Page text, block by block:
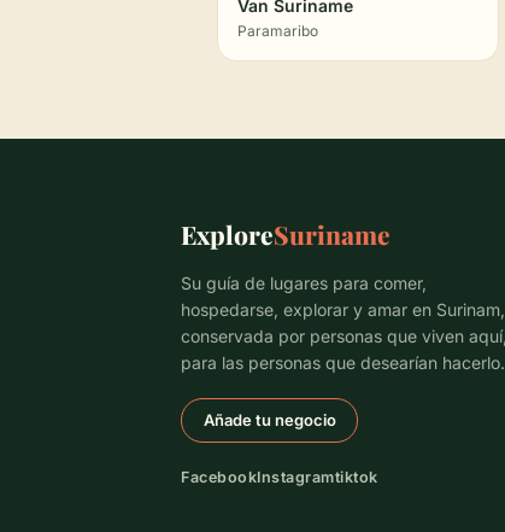
Van Suriname
Paramaribo
ExploreSuriname
Su guía de lugares para comer,
hospedarse, explorar y amar en Surinam,
conservada por personas que viven aquí,
para las personas que desearían hacerlo.
Añade tu negocio
FacebookInstagramtiktok